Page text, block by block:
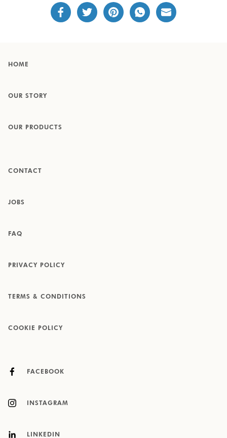
HOME
OUR STORY
OUR PRODUCTS
CONTACT
JOBS
FAQ
PRIVACY POLICY
TERMS & CONDITIONS
COOKIE POLICY
FACEBOOK
INSTAGRAM
LINKEDIN